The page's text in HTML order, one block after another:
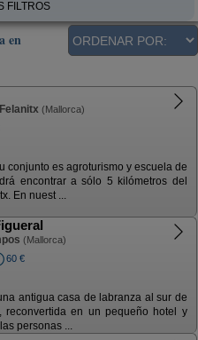
FILTROS
en
Felanitx (Mallorca)
conjunto es agroturismo y escuela de
encontrar a sólo 5 kilómetros del
En nuest ...
(Mallorca)
60 €
antigua casa de labranza al sur de
reconvertida en un pequeño hotel y
personas ...